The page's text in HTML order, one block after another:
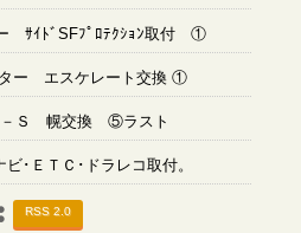
ー ｻｲﾄﾞSFﾌﾟﾛﾃｸｼｮﾝ取付 ①
ター エスケレート交換 ①
－Ｓ 幌交換 ⑤ラスト
･ＥＴＣ･ドラレコ取付。
RSS 2.0